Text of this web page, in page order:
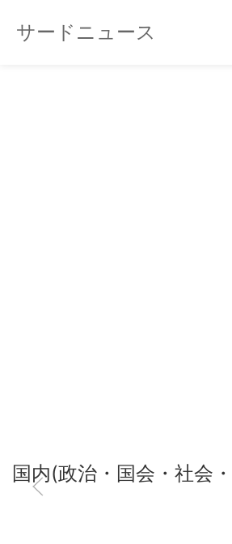
サードニュース
国内(政治・国会・社会